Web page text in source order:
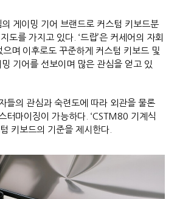
의 게이밍 기어 브랜드로 커스텀 키보드분
도를 가지고 있다. ‘드랍’은 커세어의 자회
며 이후로도 꾸준하게 커스텀 키보드 및
밍 기어를 선보이며 많은 관심을 얻고 있
들의 관심과 숙련도에 따라 외관을 물론
터마이징이 가능하다. ‘CSTM80 기계식
키보드의 기준을 제시한다.